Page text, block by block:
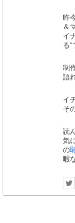
昨
＆
イ
る”
制
語
イ
そ
読
気
の
暇